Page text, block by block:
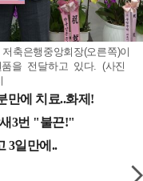
축은행중앙회장(오른쪽)이
을 전달하고 있다. (사진